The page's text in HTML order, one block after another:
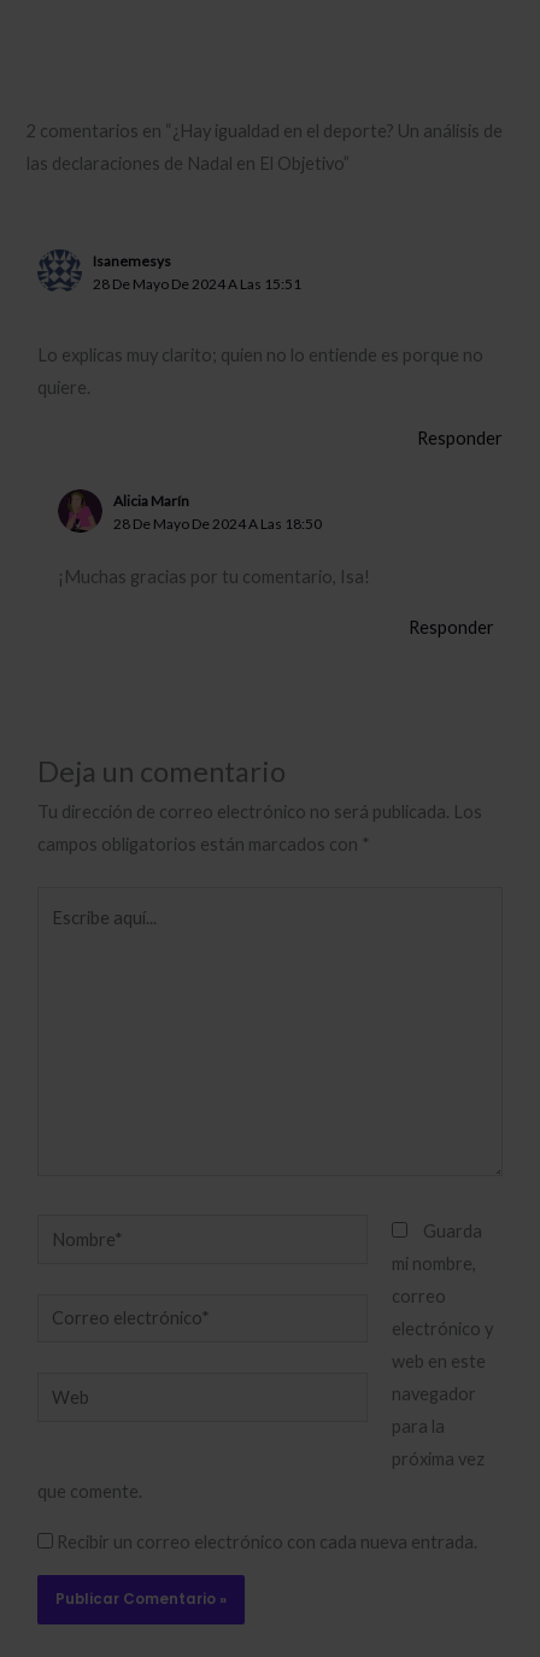
2 comentarios en “¿Hay igualdad en el deporte? Un análisis de
las declaraciones de Nadal en El Objetivo”
Isanemesys
28 De Mayo De 2024 A Las 15:51
Lo explicas muy clarito; quien no lo entiende es porque no
quiere.
Responder
Alicia Marín
28 De Mayo De 2024 A Las 18:50
¡Muchas gracias por tu comentario, Isa!
Responder
Deja un comentario
Tu dirección de correo electrónico no será publicada. Los
campos obligatorios están marcados con *
Nombre*
Correo
Web
Guarda
mi nombre,
correo
electrónico y
web en este
navegador
para la
próxima vez
que comente.
Recibir un correo electrónico con cada nueva entrada.